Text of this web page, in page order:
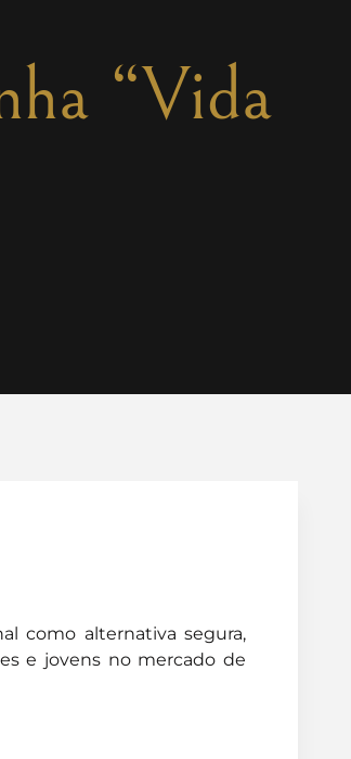
“Vida
como alternativa segura,
e jovens no mercado de